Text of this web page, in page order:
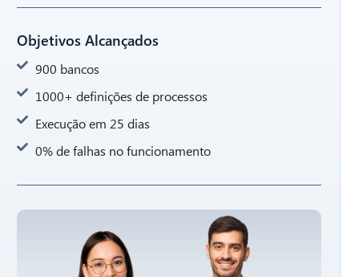
Objetivos Alcançados
900 bancos
1000+ definições de processos
Execução em 25 dias
0% de falhas no funcionamento